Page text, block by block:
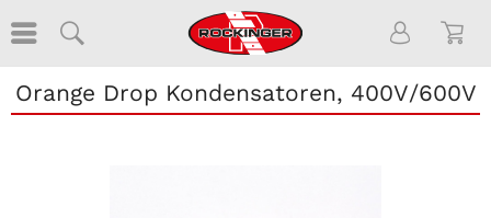
Orange Drop Kondensatoren, 400V/600V